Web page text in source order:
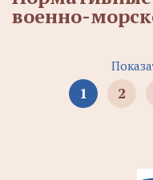
военно-
1 2